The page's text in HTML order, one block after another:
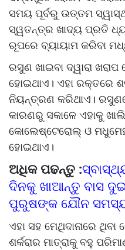
ସମୟ ପୂର୍ବରୁ ଉତ୍ତମ
ସ୍ୱତନ୍ତ୍ର ଖାଦ୍ୟ ପ୍ରତି
ରୂପରେ ବ୍ୟାୟାମ କରିବା
ରସୁଣ ଖାଇବା ଦ୍ୱାରା
ହୋଇଥାଏ। ଏହା ରକ୍ତରେ
ନିୟନ୍ତ୍ରଣ କରିଥାଏ।
କାରଣରୁ ସକାଳେ ଏହାକୁ
କୋଲେଷ୍ଟେରୋଲ୍‌‌ ଓ
ହୋଇଥାଏ।
ଅଧିକ ପଢନ୍ତୁ :
ଦିନକୁ ଖାଆନ୍ତୁ ବାସ
ପୁରୁଷଙ୍କ ଯୌନ
ଏହା ସହ ମେଥିଦାନାରେ
ଶର୍କରାର ମାତ୍ରାକୁ ବହୁ